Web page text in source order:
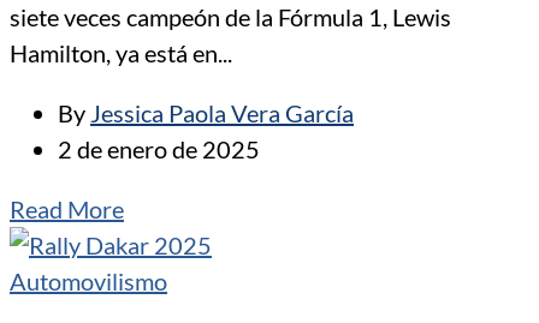
siete veces campeón de la Fórmula 1, Lewis
Hamilton, ya está en...
By Jessica Paola Vera García
2 de enero de 2025
Read More
Automovilismo